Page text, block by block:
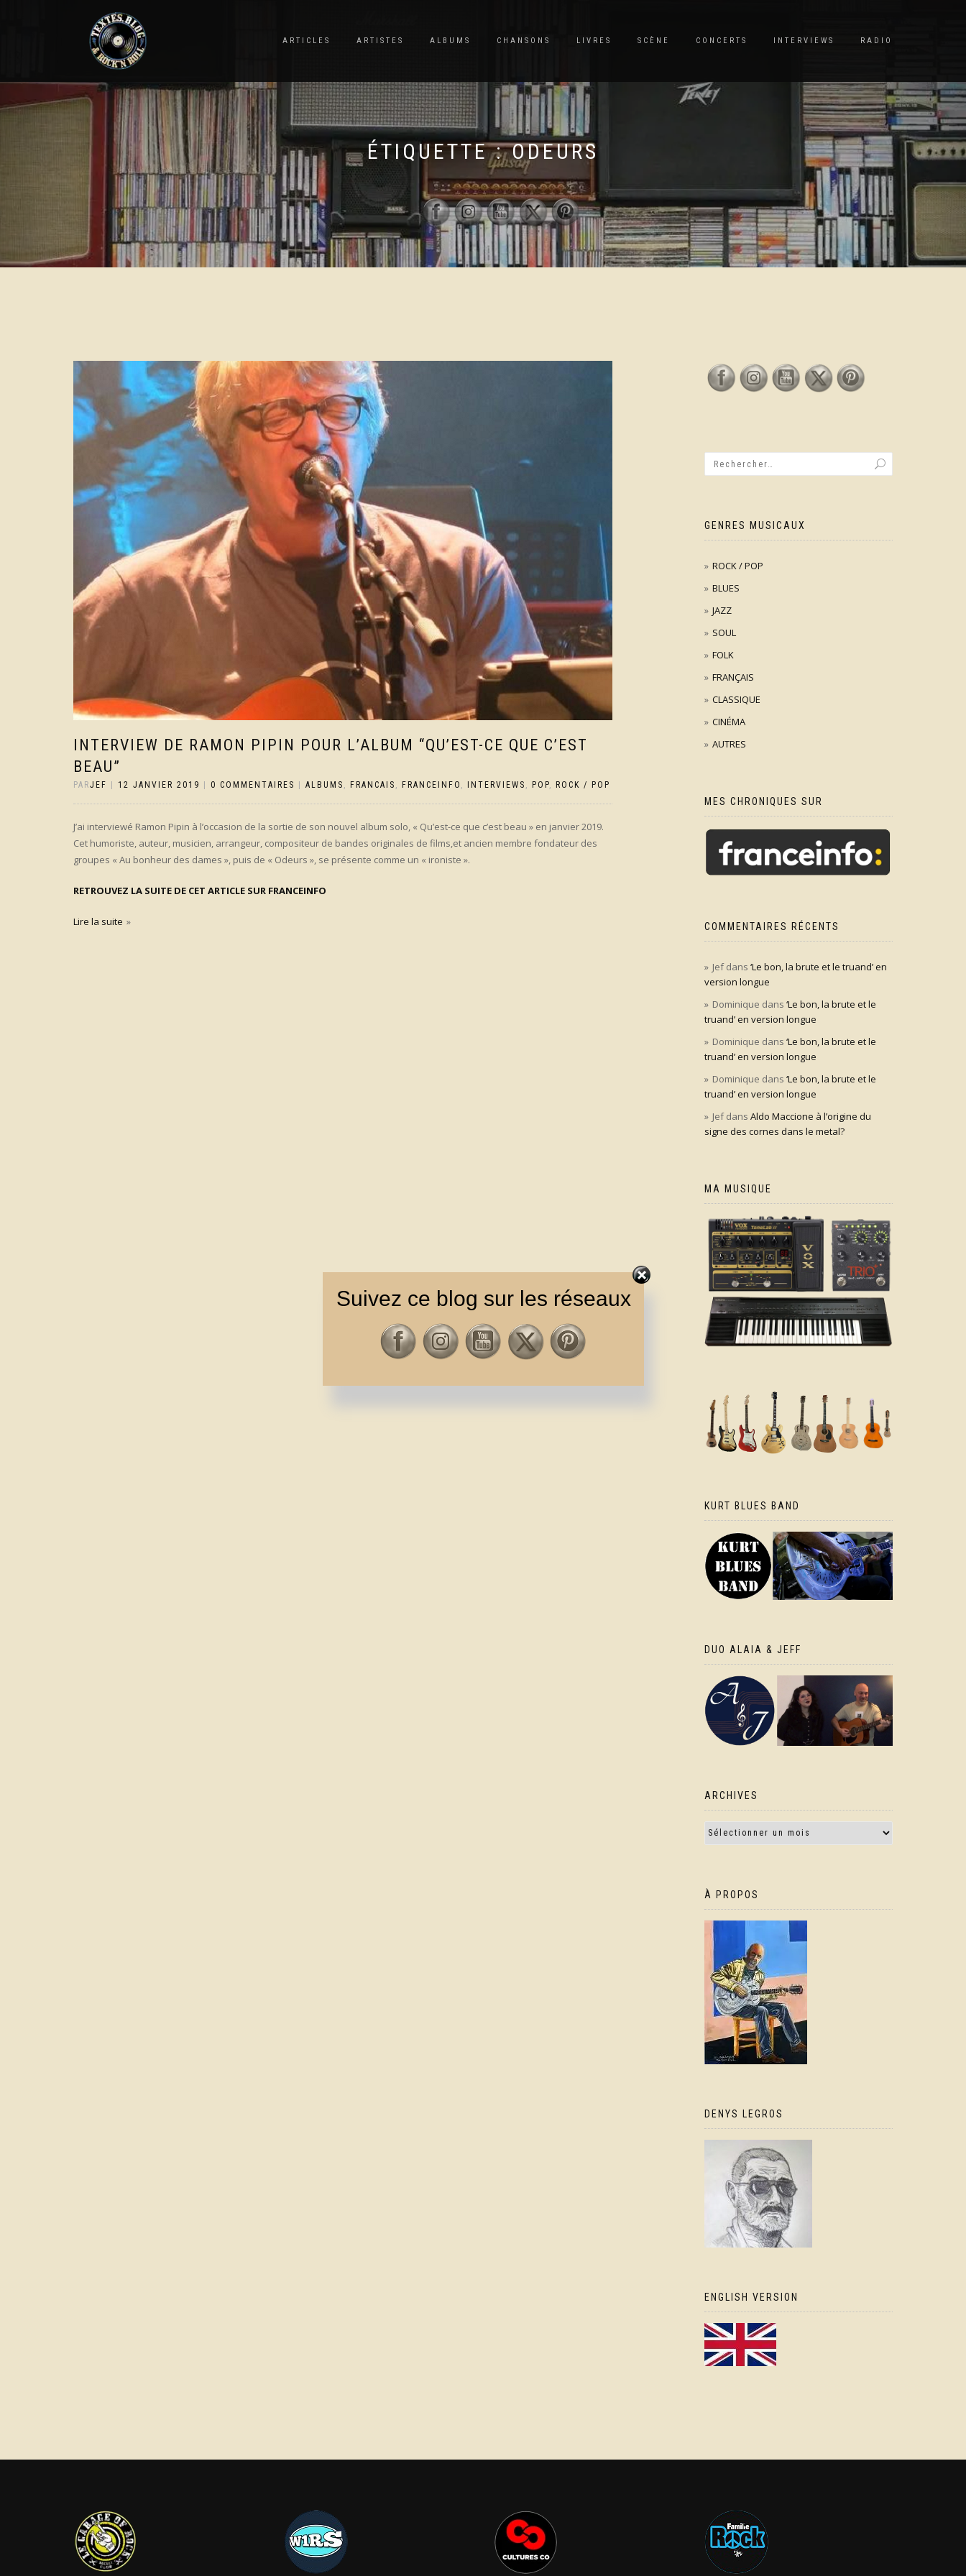
ARTICLES ARTISTES ALBUMS CHANSONS LIVRES SCÈNE CONCERTS INTERVIEWS RADIO
ÉTIQUETTE :ODEURS
INTERVIEW DE RAMON PIPIN POUR L’ALBUM “QU’EST-CE QUE C’EST
BEAU”
PARJEF 12 JANVIER 2019 0 COMMENTAIRES ALBUMS , FRANCAIS , FRANCEINFO , INTERVIEWS , POP, ROCK / POP
J’ai interviewé Ramon Pipin à l’occasion de la sortie de son nouvel album solo, « Qu’est-ce que c’est beau » en janvier 2019.
Cet humoriste, auteur, musicien, arrangeur, compositeur de bandes originales de films,et ancien membre fondateur des
groupes « Au bonheur des dames », puis de « Odeurs », se présente comme un « ironiste ».
RETROUVEZ LA SUITE DE CET ARTICLE SUR FRANCEINFO
Lire la suite
GENRES MUSICAUX
ROCK / POP
BLUES
JAZZ
SOUL
FOLK
FRANÇAIS
CLASSIQUE
CINÉMA
AUTRES
MES CHRONIQUES SUR
COMMENTAIRES RÉCENTS
Jefdans ‘Le bon, la brute et le truand’ en
version longue
Dominique dans ‘Le bon, la brute et le
truand’ en version longue
Dominique dans ‘Le bon, la brute et le
truand’ en version longue
Dominique dans ‘Le bon, la brute et le
truand’ en version longue
Jefdans Aldo Maccione à l’origine du
signe des cornes dans le metal?
MA MUSIQUE
KURT BLUES BAND
DUO ALAIA & JEFF
ARCHIVES
À PROPOS
DENYS LEGROS
ENGLISH VERSION
Suivez ce blog sur les réseaux